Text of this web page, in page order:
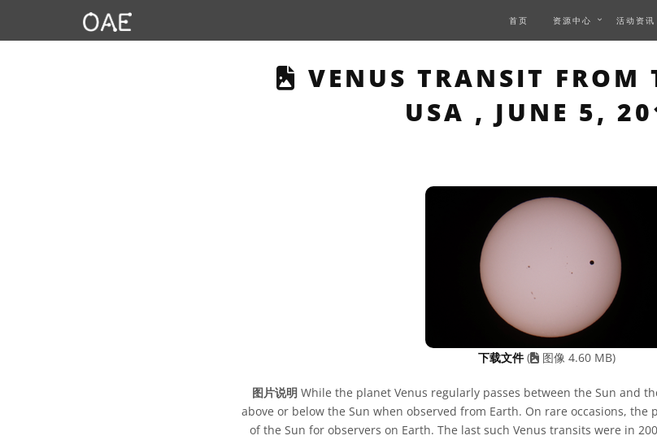
首页 资源中心 活动资讯
THIS PAGE DESCRIBES
VENUS TRANSIT FROM
USA , JUNE 5,
下载文件 ( 图像 4.60 MB)
图片说明While the planet Venus regularly passes between the Sun and
above or below the Sun when observed from Earth. On rare occasions,
of the Sun for observers on Earth. The last such Venus transits were in